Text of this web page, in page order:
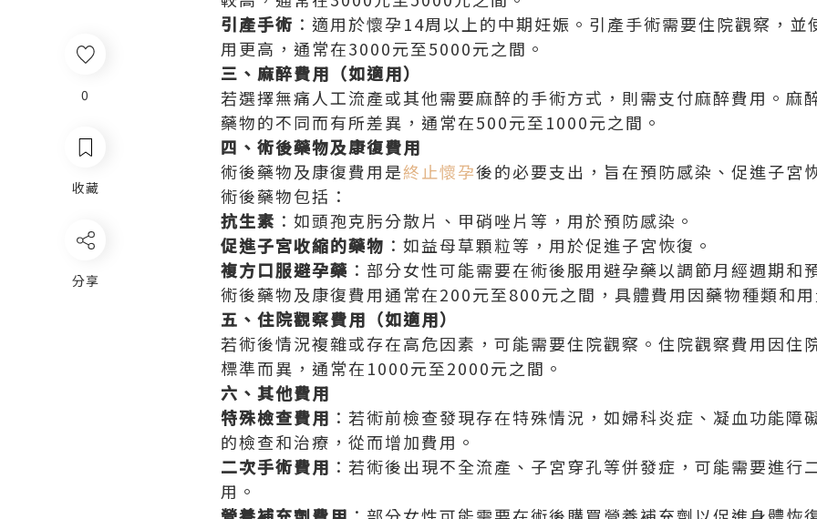
0
收藏
分享
引產手術 ：適用於懷孕14周以上的中期妊娠。引產手術需要住院觀察，
用更高，通常在3000元至5000元之間。
三、麻醉費用（如適用）
若選擇無痛人工流產或其他需要麻醉的手術方式，則需支付麻醉費用。麻
藥物的不同而有所差異，通常在500元至1000元之間。
四、術後藥物及康復費用
術後藥物及康復費用是終止懷孕後的必要支出，旨在預防感染、促進子宮
術後藥物包括：
抗生素 ：如頭孢克肟分散片、甲硝唑片等，用於預防感染。
促進子宮收縮的藥物 ：如益母草顆粒等，用於促進子宮恢復。
複方口服避孕藥 ：部分女性可能需要在術後服用避孕藥以調節月經週期和
術後藥物及康復費用通常在200元至800元之間，具體費用因藥物種類和
五、住院觀察費用（如適用）
若術後情況複雜或存在高危因素，可能需要住院觀察。住院觀察費用因住
標準而異，通常在1000元至2000元之間。
六、其他費用
特殊檢查費用 ：若術前檢查發現存在特殊情況，如婦科炎症、凝血功能障
的檢查和治療，從而增加費用。
二次手術費用 ：若術後出現不全流產、子宮穿孔等併發症，可能需要進行
用。